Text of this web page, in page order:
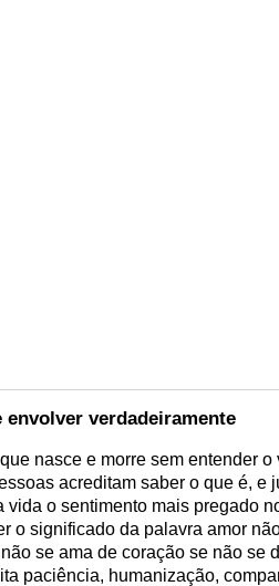
envolver verdadeiramente
nasce e morre sem entender
acreditam saber o que é, e
vida o sentimento mais pregado
o significado da palavra amor
se ama de coração se não se
paciência, humanização,